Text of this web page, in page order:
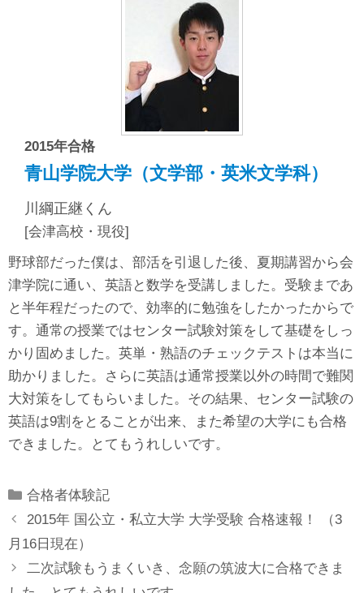
2015年合格
青山学院大学（文学部・英米文学科）
川綱正継くん
[会津高校・現役]
野球部だった僕は、部活を引退した後、夏期講習から会
津学院に通い、英語と数学を受講しました。受験まであ
と半年程だったので、効率的に勉強をしたかったからで
す。通常の授業ではセンター試験対策をして基礎をしっ
かり固めました。英単・熟語のチェックテストは本当に
助かりました。さらに英語は通常授業以外の時間で難関
大対策をしてもらいました。その結果、センター試験の
英語は9割をとることが出来、また希望の大学にも合格
できました。とてもうれしいです。
Categories
合格者体験記
2015年 国公立・私立大学 大学受験 合格速報！ （3
月16日現在）
二次試験もうまくいき、念願の筑波大に合格できま